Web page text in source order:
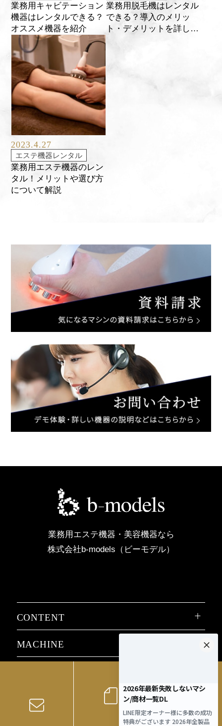
業務用キャビテーション
機器はレンタルできる？
オススメ機器を紹介
業務用脱毛機はレンタル
できる？導入のメリッ
ト・デメリットを詳しく
2023.4.27
エステ機器レンタル
業務用エステ機器のレン
タル！メリットや選び方
について解説
業務用エステ機器・美容機器なら
株式会社b-models（ビーモデル）
CONTENT
MACHINE
COLUMN